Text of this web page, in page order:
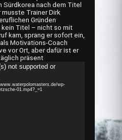
Sürdkorea nach dem Titel
Trainer Dirk
Gründen
kein Titel – nicht so mit
kam, sprang er sofort ein,
Motivations-Coach
vor Ort, aber dafür ist er
präsent
not supported or
wp-
01.mp4?_=1